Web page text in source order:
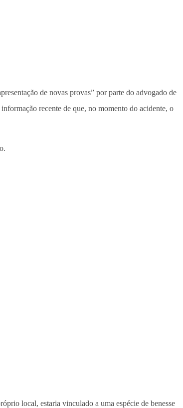
de novas provas” por parte do advogado de
informação recente de que, no momento do acidente, o
local, estaria vinculado a uma espécie de benesse